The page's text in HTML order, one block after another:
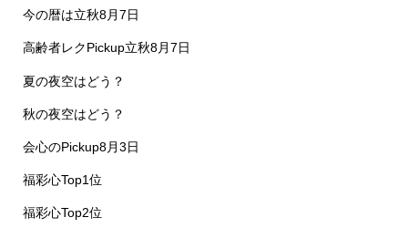
今の暦は立秋8月7日
高齢者レクPickup立秋8月7日
夏の夜空はどう？
秋の夜空はどう？
会心のPickup8月3日
福彩心Top1位
福彩心Top2位